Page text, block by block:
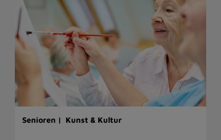
Senioren | Kunst & Kultur